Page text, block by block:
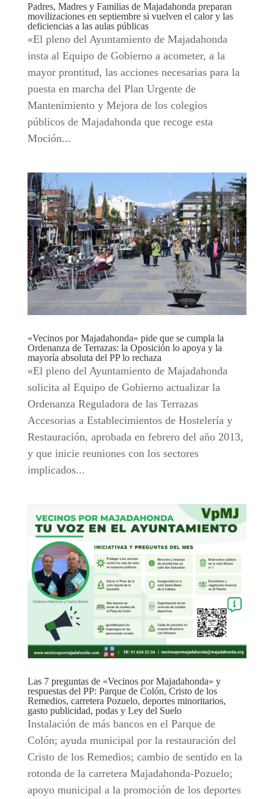
Padres, Madres y Familias de Majadahonda preparan
movilizaciones en septiembre si vuelven el calor y las
deficiencias a las aulas públicas
«El pleno del Ayuntamiento de Majadahonda
insta al Equipo de Gobierno a acometer, a la
mayor prontitud, las acciones necesarias para la
puesta en marcha del Plan Urgente de
Mantenimiento y Mejora de los colegios
públicos de Majadahonda que recoge esta
Moción...
«Vecinos por Majadahonda» pide que se cumpla la
Ordenanza de Terrazas: la Oposición lo apoya y la
mayoría absoluta del PP lo rechaza
«El pleno del Ayuntamiento de Majadahonda
solicita al Equipo de Gobierno actualizar la
Ordenanza Reguladora de las Terrazas
Accesorias a Establecimientos de Hostelería y
Restauración, aprobada en febrero del año 2013,
y que inicie reuniones con los sectores
implicados...
Las 7 preguntas de «Vecinos por Majadahonda» y
respuestas del PP: Parque de Colón, Cristo de los
Remedios, carretera Pozuelo, deportes minoritarios,
gasto publicidad, podas y Ley del Suelo
Instalación de más bancos en el Parque de
Colón; ayuda municipal por la restauración del
Cristo de los Remedios; cambio de sentido en la
rotonda de la carretera Majadahonda-Pozuelo;
apoyo municipal a la promoción de los deportes